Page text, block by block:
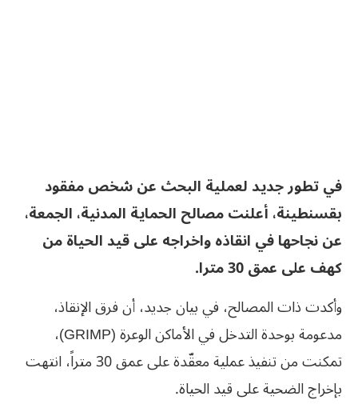
في تطور جديد لعملية البحث عن شخص مفقود
بقسنطينة، أعلنت مصالح الحماية المدنية، الجمعة،
عن نجاحها في انقاذه واخراجه على قيد الحياة من
كهف على عمق 30 مترا.
وأكدت ذات المصالح، في بيان جديد، أن فرق الإنقاذ،
مدعومة بوحدة التدخل في الأماكن الوعرة (GRIMP)،
تمكنت من تنفيذ عملية معقّدة على عمق 30 متراً، انتهت
بإخراج الضحية على قيد الحياة.